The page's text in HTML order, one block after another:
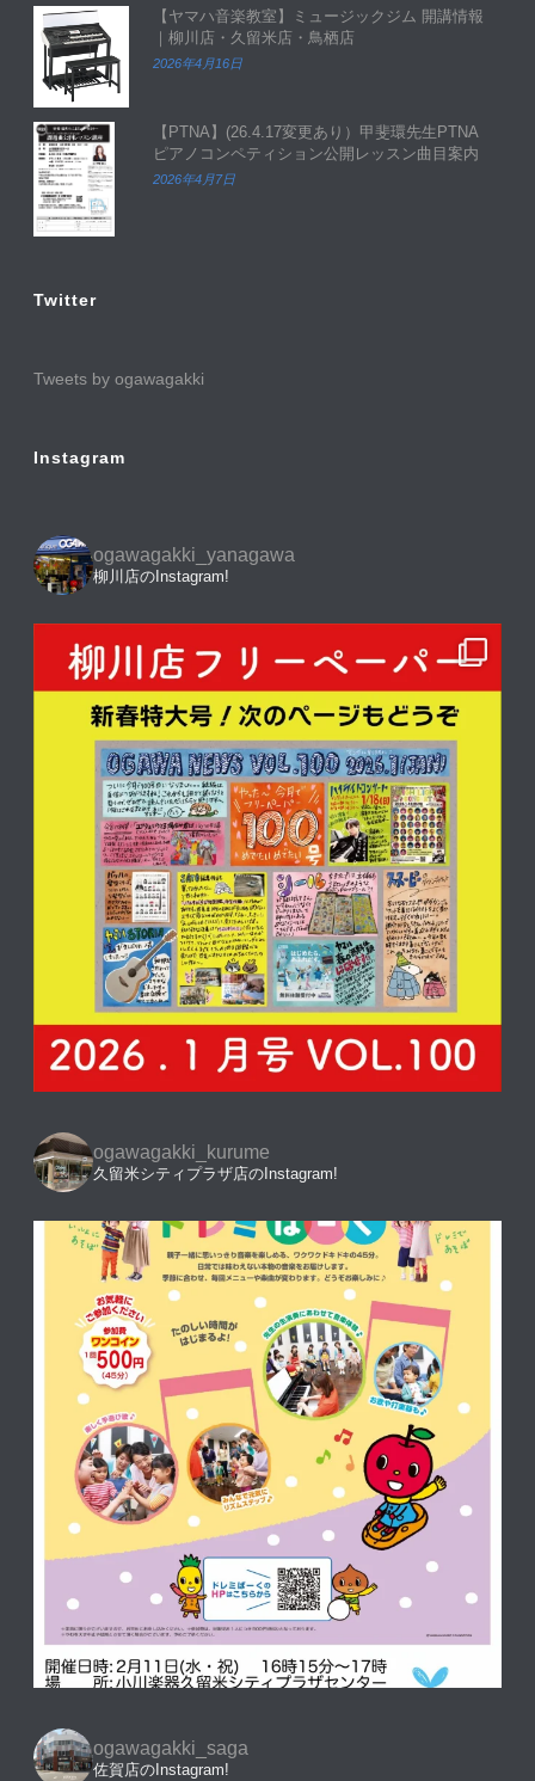
【ヤマハ音楽教室】ミュージックジム 開講情報
｜柳川店・久留米店・鳥栖店
2026年4月16日
【PTNA】(26.4.17変更あり）甲斐環先生PTNA
ピアノコンペティション公開レッスン曲目案内
2026年4月7日
Twitter
Tweets by ogawagakki
Instagram
ogawagakki_yanagawa
柳川店のInstagram!
ogawagakki_kurume
久留米シティプラザ店のInstagram!
ogawagakki_saga
佐賀店のInstagram!